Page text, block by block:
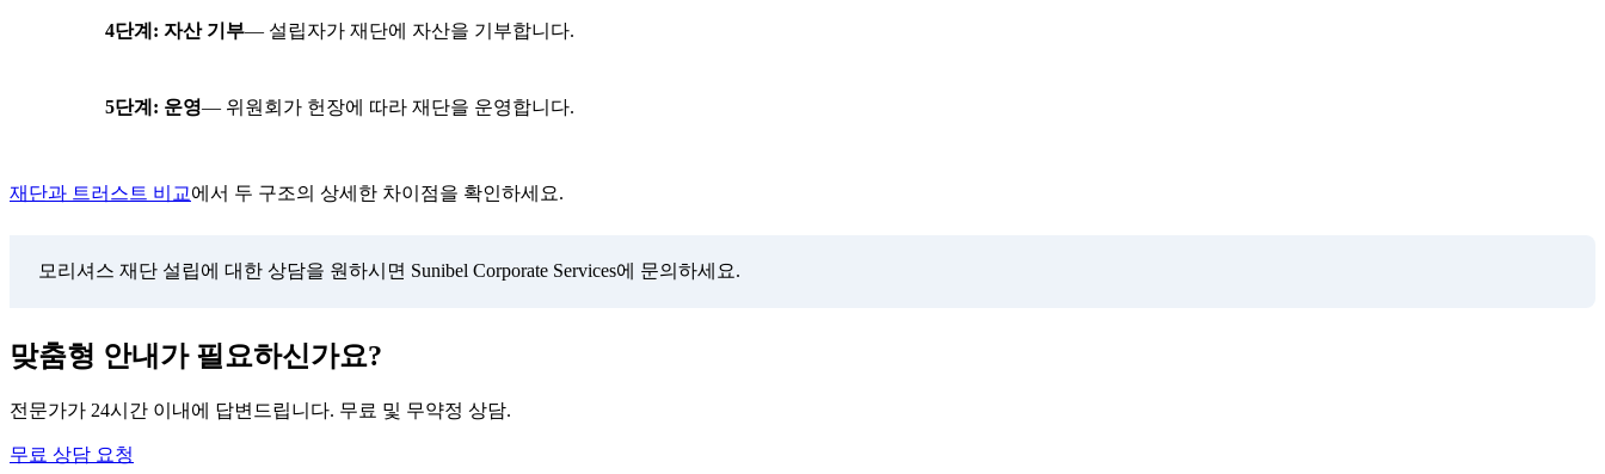
4단계: 자산 기부— 설립자가 재단에 자산을 기부합니다.
5단계: 운영— 위원회가 헌장에 따라 재단을 운영합니다.
재단과 트러스트 비교에서 두 구조의 상세한 차이점을 확인하세요.
모리셔스 재단 설립에 대한 상담을 원하시면 Sunibel Corporate Services에 문의하세요.
맞춤형 안내가 필요하신가요?
전문가가 24시간 이내에 답변드립니다. 무료 및 무약정 상담.
무료 상담 요청